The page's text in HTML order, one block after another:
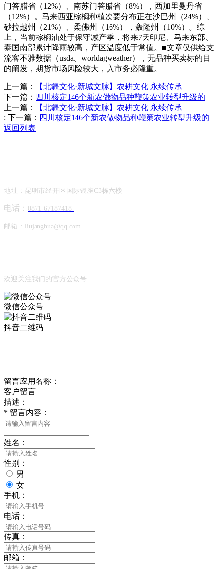
门答腊省（12%）、南苏门答腊省（8%），西加里曼丹省
（12%）。马来西亚棕榈种植次要分布正在沙巴州（24%）、
砂拉越州（21%）、柔佛州（16%），轰隆州（10%）。综
上，当前棕榈油处于保守减产季，将来7天印尼、马来东部、
泰国南部累计降雨较高，产区温度低于常值。■文章仅供给支
流客不雅数据（usda、worldagweather），无品种买卖标的目
的阐发，期货市场风险较大，入市务必隆重。
上一篇：
【北疆文化·新城文脉】农耕文化 永续传承
下一篇： 四川核定146个新农做物品种鞭策农业转型升级的
上一篇：
【北疆文化·新城文脉】农耕文化 永续传承
: 下一篇： 四川核定146个新农做物品种鞭策农业转型升级的
返回列表
地址：昆明市经开区国际银座C3栋六楼
电话： 0871-67187418
邮箱： liujanghua@qq.com
欢迎关注我们的官方公众号
微信公众号
抖音二维码
留言应用名称：
客户留言
描述：
* 留言内容：
姓名：
性别：
男
女
手机：
电话：
传真：
邮箱：